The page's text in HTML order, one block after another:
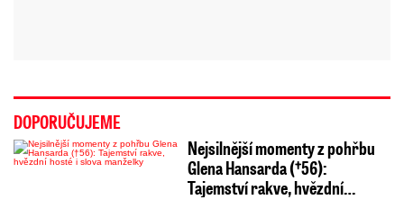
DOPORUČUJEME
Nejsilnější momenty z pohřbu
Glena Hansarda (†56):
Tajemství rakve, hvězdní…